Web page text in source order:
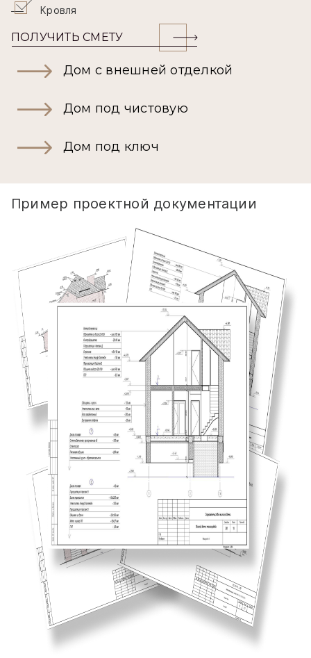
Кровля
ПОЛУЧИТЬ СМЕТУ
Дом с внешней отделкой
Дом под чистовую
Дом под ключ
Пример проектной документации